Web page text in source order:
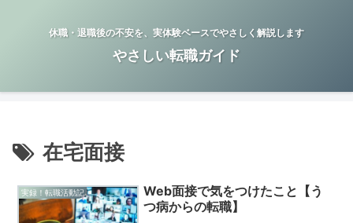
休職・退職後の不安を、実体験ベースでやさしく解説します
やさしい転職ガイド
在宅面接
実録！転職活動記
Web面接で気をつけたこと【う
つ病からの転職】